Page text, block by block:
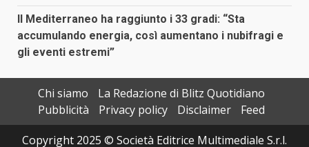
Il Mediterraneo ha raggiunto i 33 gradi: “Sta
accumulando energia, così aumentano i nubifragi e
gli eventi estremi”
Chi siamo
La Redazione di Blitz Quotidiano
Pubblicità
Privacy policy Disclaimer
Feed
Copyright 2025 © Società Editrice Multimediale S.r.l.